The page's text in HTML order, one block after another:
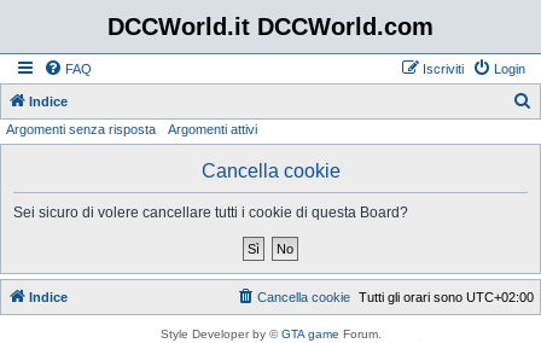
DCCWorld.it DCCWorld.com
FAQ Login
Iscriviti
Indice
Argomenti senza risposta Argomenti attivi
Cancella cookie
Sei sicuro di volere cancellare tutti i cookie di questa Board?
Indice Tutti gli orari sono UTC+02:00
Cancella cookie
Style Developer by ©GTA game Forum.